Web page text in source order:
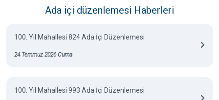
Ada içi düzenlemesi Haberleri
100. Yıl Mahallesi 824 Ada İçi Düzenlemesi
24 Temmuz 2026 Cuma
100. Yıl Mahallesi 993 Ada İçi Düzenlemesi